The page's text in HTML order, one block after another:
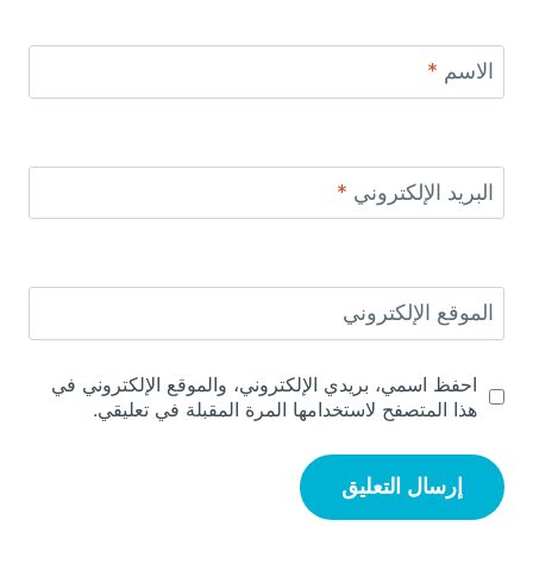
الاسم *
البريد الإلكتروني *
الموقع الإلكتروني
احفظ اسمي، بريدي الإلكتروني، والموقع الإلكتروني في
هذا المتصفح لاستخدامها المرة المقبلة في تعليقي.